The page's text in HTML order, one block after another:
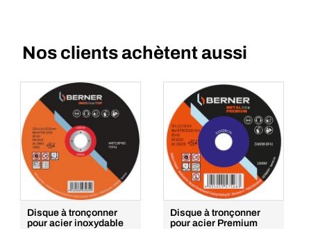
Nos clients achètent aussi
Disque à tronçonner
pour acier inoxydable
Disque à tronçonner
pour acier Premium